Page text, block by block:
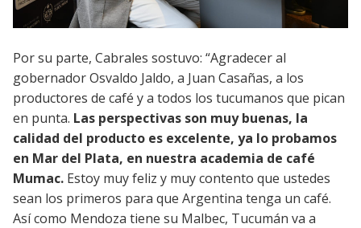
Por su parte, Cabrales sostuvo: “Agradecer al
gobernador Osvaldo Jaldo, a Juan Casañas, a los
productores de café y a todos los tucumanos que pican
en punta. Las perspectivas son muy buenas, la
calidad del producto es excelente, ya lo probamos
en Mar del Plata, en nuestra academia de café
Mumac. Estoy muy feliz y muy contento que ustedes
sean los primeros para que Argentina tenga un café.
Así como Mendoza tiene su Malbec, Tucumán va a